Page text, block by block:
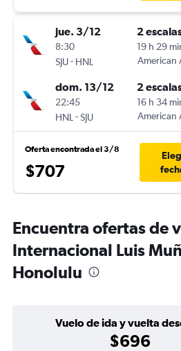
jue. 3/12
8:30
SJU- HNL
2
19 h 29
American
dom. 13/12
22:45
HNL -SJU
2
16 h 34
American
Oferta encontrada el 3/8
$707
Encuentra ofertas de
Internacional Luis
Honolulu
Vuelo de ida y vuelta
$696